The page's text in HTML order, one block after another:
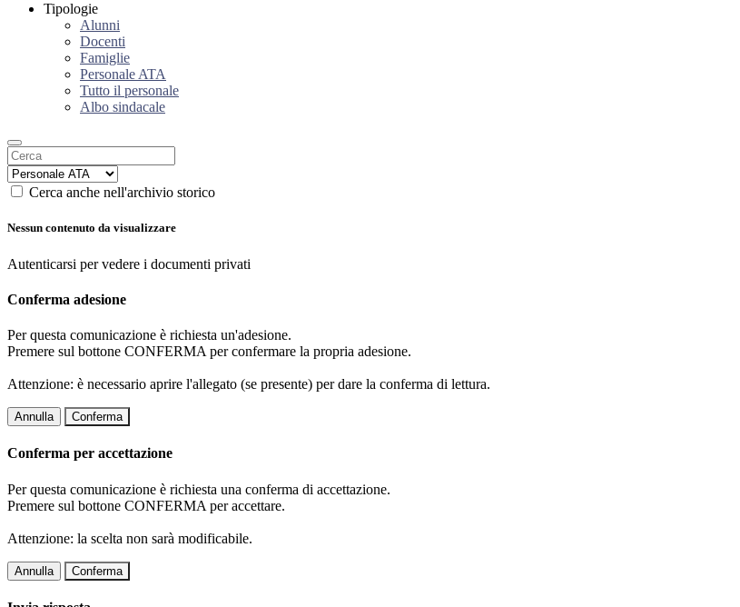
Tipologie
Alunni
Docenti
Famiglie
Personale ATA
Tutto il personale
Albo sindacale
Cerca anche nell'archivio storico
Nessun contenuto da visualizzare
Autenticarsi per vedere i documenti privati
Conferma adesione
Per questa comunicazione è richiesta un'adesione.
Premere sul bottone CONFERMA per confermare la propria adesione.
Attenzione: è necessario aprire l'allegato (se presente) per dare la conferma di lettura.
Annulla Conferma
Conferma per accettazione
Per questa comunicazione è richiesta una conferma di accettazione.
Premere sul bottone CONFERMA per accettare.
Attenzione: la scelta non sarà modificabile.
Annulla Conferma